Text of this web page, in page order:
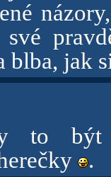
blba, jak
to být
.